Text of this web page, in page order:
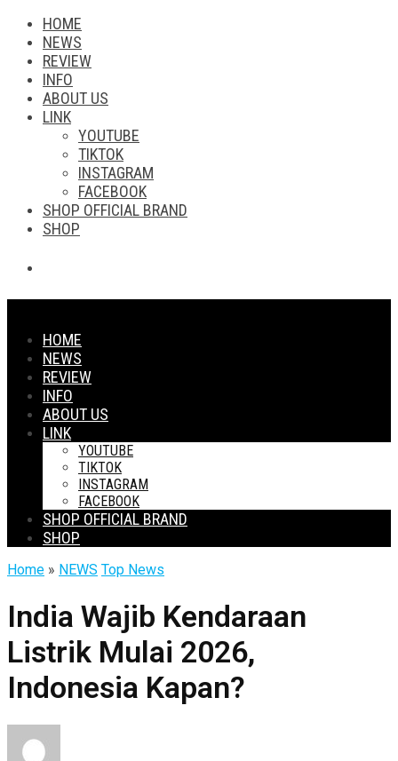
HOME
NEWS
REVIEW
INFO
ABOUT US
LINK
YOUTUBE
TIKTOK
INSTAGRAM
FACEBOOK
SHOP OFFICIAL BRAND
SHOP
HOME
NEWS
REVIEW
INFO
ABOUT US
LINK
YOUTUBE
TIKTOK
INSTAGRAM
FACEBOOK
SHOP OFFICIAL BRAND
SHOP
Home » NEWS Top News
India Wajib Kendaraan
Listrik Mulai 2026,
Indonesia Kapan?